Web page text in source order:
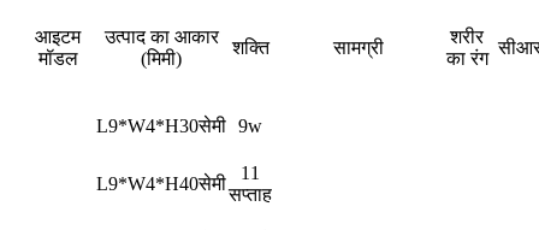
आइटम
मॉडल
उत्पाद का आकार
(मिमी)
शक्ति सामग्री
शरीर
का रंग
L9*W4*H30सेमी 9w
L9*W4*H40सेमी
11
सप्ताह